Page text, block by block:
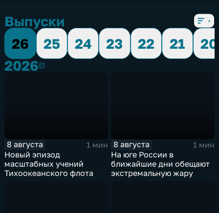
Выпуски
26
25 24 23 22 21
20
20262026
8 августа
1 мин
Новый эпизод
масштабных учений
Тихоокеанского флота
8 августа
1 мин
На юге России в
ближайшие дни обещают
экстремальную жару